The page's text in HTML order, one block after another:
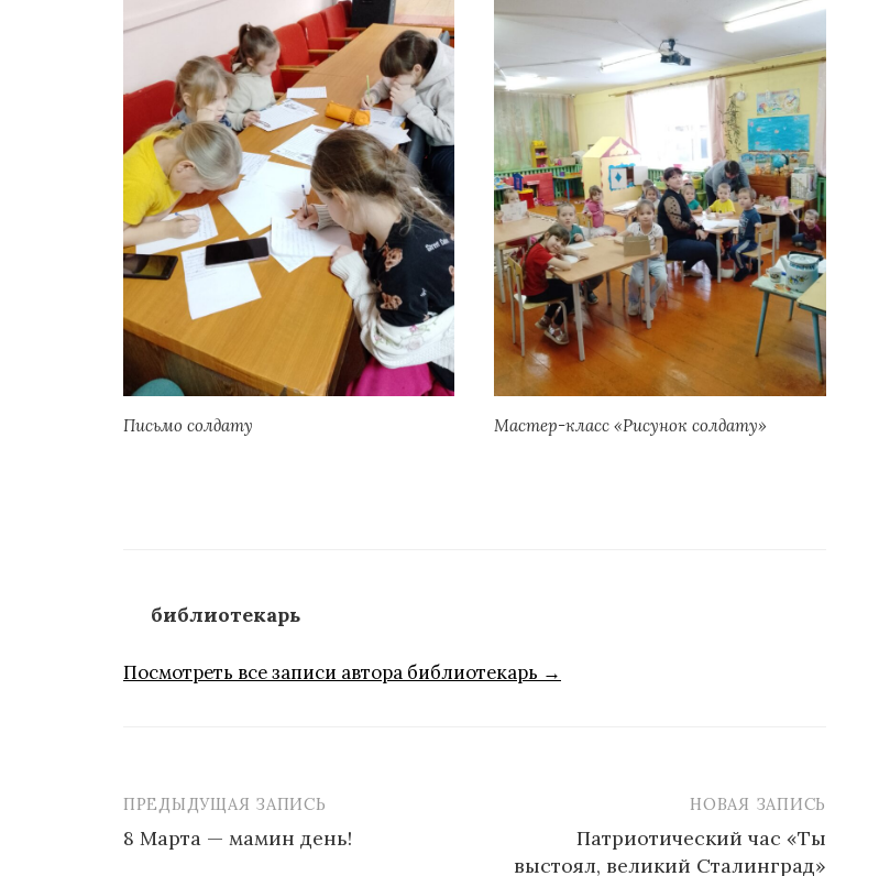
Письмо солдату Мастер-класс «Рисунок солдату»
библиотекарь
Посмотреть все записи автора библиотекарь →
Навигация
по
ПРЕДЫДУЩАЯ ЗАПИСЬ
8 Марта — мамин день!
НОВАЯ ЗАПИСЬ
Патриотический час «Ты
выстоял, великий Сталинград»